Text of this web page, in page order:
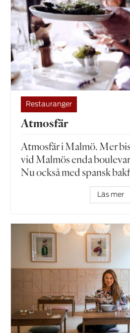
Restauranger
Atmosfär
Atmosfär i Malmö. Mer
vid Malmös enda
Nu också med spansk
Läs mer